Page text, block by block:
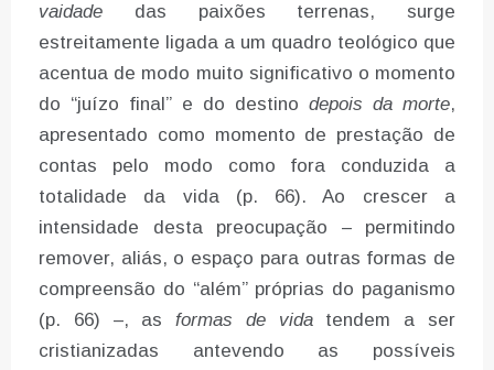
vaidade das paixões terrenas, surge
estreitamente ligada a um quadro teológico que
acentua de modo muito significativo o momento
do “juízo final” e do destino depois da morte,
apresentado como momento de prestação de
contas pelo modo como fora conduzida a
totalidade da vida (p. 66). Ao crescer a
intensidade desta preocupação – permitindo
remover, aliás, o espaço para outras formas de
compreensão do “além” próprias do paganismo
(p. 66) –, asformas de vida tendem a ser
cristianizadas antevendo as possíveis